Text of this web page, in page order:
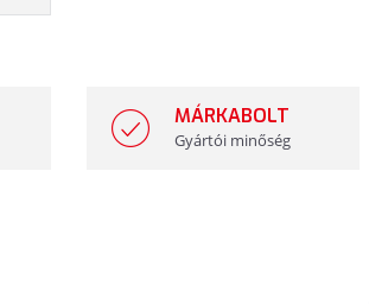
MÁRKABOLT
Gyártói minőség